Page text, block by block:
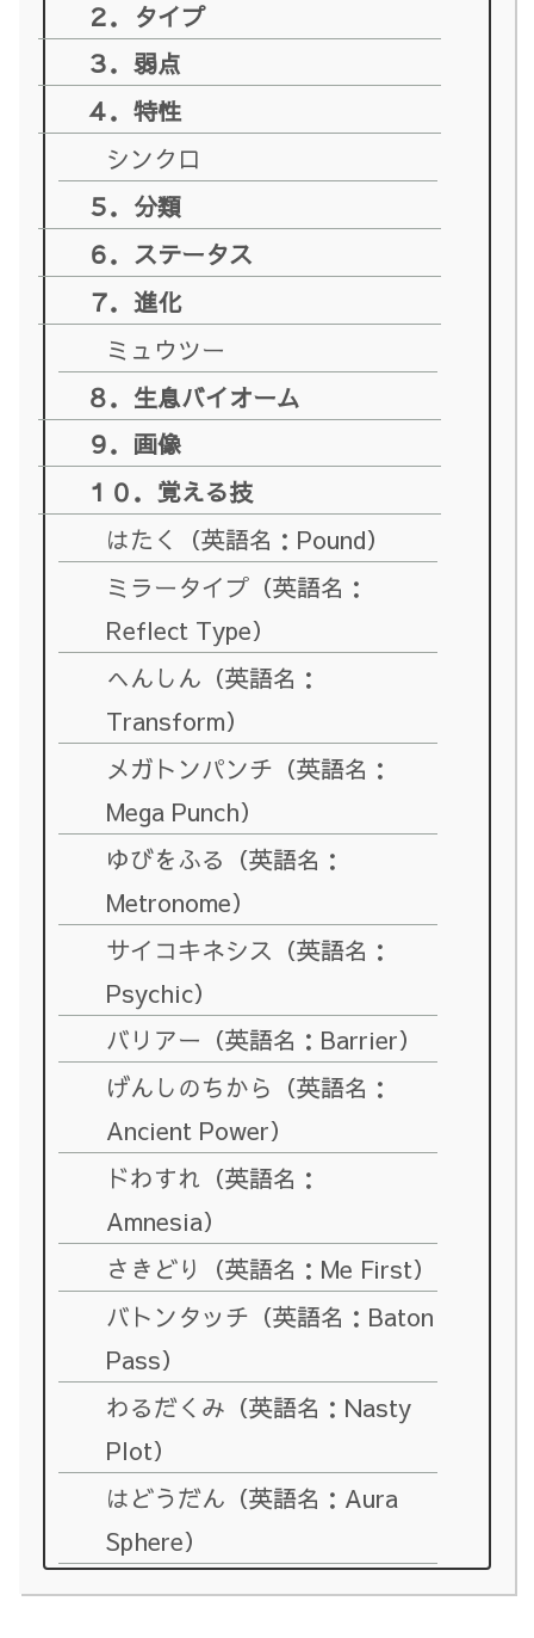
２．タイプ
３．弱点
４．特性
シンクロ
５．分類
６．ステータス
７．進化
ミュウツー
８．生息バイオーム
９．画像
１０．覚える技
はたく（英語名：Pound）
ミラータイプ（英語名：
Reflect Type）
へんしん（英語名：
Transform）
メガトンパンチ（英語名：
Mega Punch）
ゆびをふる（英語名：
Metronome）
サイコキネシス（英語名：
Psychic）
バリアー（英語名：Barrier）
げんしのちから（英語名：
Ancient Power）
ドわすれ（英語名：
Amnesia）
さきどり（英語名：Me First）
バトンタッチ（英語名：Baton
Pass）
わるだくみ（英語名：Nasty
Plot）
はどうだん（英語名：Aura
Sphere）